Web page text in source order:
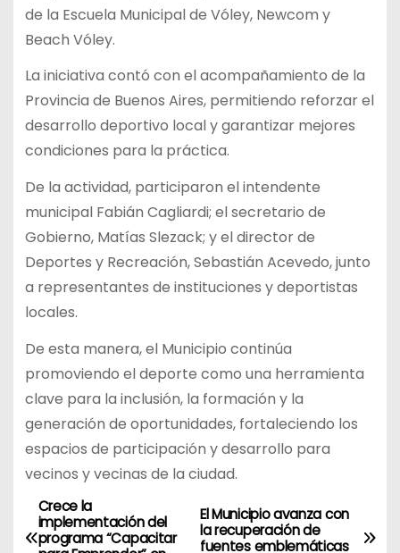
de la Escuela Municipal de Vóley, Newcom y
Beach Vóley.
La iniciativa contó con el acompañamiento de la
Provincia de Buenos Aires, permitiendo reforzar el
desarrollo deportivo local y garantizar mejores
condiciones para la práctica.
De la actividad, participaron el intendente
municipal Fabián Cagliardi; el secretario de
Gobierno, Matías Slezack; y el director de
Deportes y Recreación, Sebastián Acevedo, junto
a representantes de instituciones y deportistas
locales.
De esta manera, el Municipio continúa
promoviendo el deporte como una herramienta
clave para la inclusión, la formación y la
generación de oportunidades, fortaleciendo los
espacios de participación y desarrollo para
vecinos y vecinas de la ciudad.
N
El Municipio avanza con
la recuperación de
fuentes emblemáticas
Crece la
implementación del
programa “Capacitar